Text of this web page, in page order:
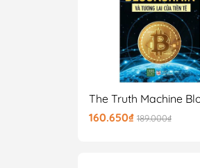
160.650₫ 189.000₫